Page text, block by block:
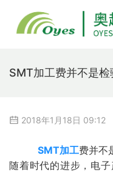
SMT加工费并不是
2018年1月18日 09:12
SMT加工费并不
随着时代的进步，电